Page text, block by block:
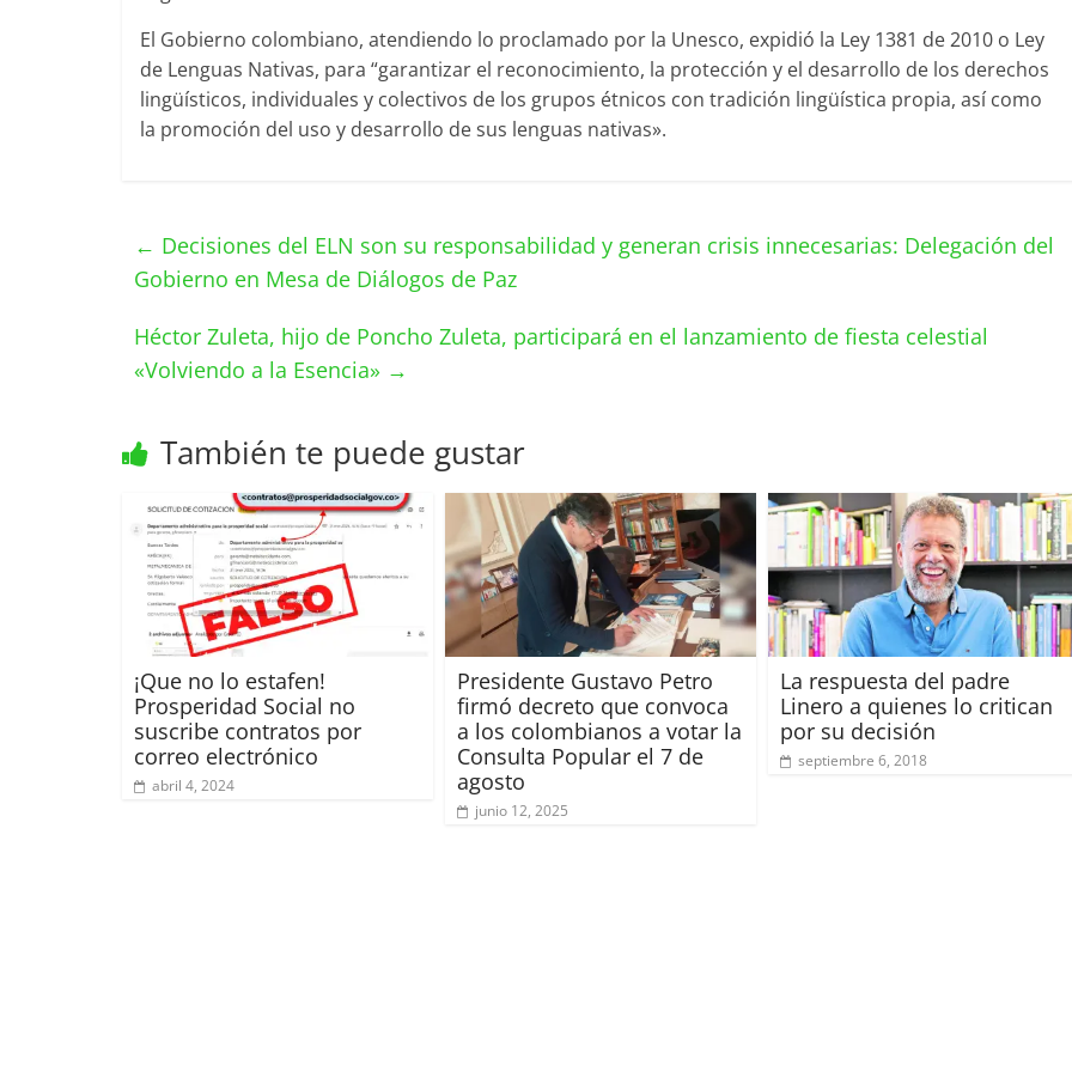
El Gobierno colombiano, atendiendo lo proclamado por la Unesco, expidió la Ley 1381 de 2010 o Ley
de Lenguas Nativas, para “garantizar el reconocimiento, la protección y el desarrollo de los derechos
lingüísticos, individuales y colectivos de los grupos étnicos con tradición lingüística propia, así como
la promoción del uso y desarrollo de sus lenguas nativas».
← Decisiones del ELN son su responsabilidad y generan crisis innecesarias: Delegación del
Gobierno en Mesa de Diálogos de Paz
Héctor Zuleta, hijo de Poncho Zuleta, participará en el lanzamiento de fiesta celestial
«Volviendo a la Esencia» →
También te puede gustar
¡Que no lo estafen!
Prosperidad Social no
suscribe contratos por
correo electrónico
abril 4, 2024
Presidente Gustavo Petro
firmó decreto que convoca
a los colombianos a votar la
Consulta Popular el 7 de
agosto
junio 12, 2025
La respuesta del padre
Linero a quienes lo critican
por su decisión
septiembre 6, 2018